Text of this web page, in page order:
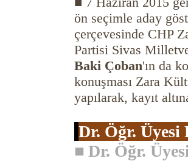
ön seçimle aday
çerçevesinde CHP
Partisi Sivas
Baki Çoban'ın da
konuşması Zara
yapılarak, kayıt
Dr. Öğr. Üyesi
■ Dr. Öğr.